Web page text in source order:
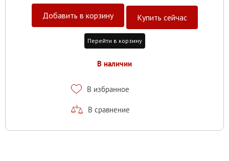
Добавить в корзину Купить сейчас
Перейти в корзину
В наличии
В избранное
В сравнение